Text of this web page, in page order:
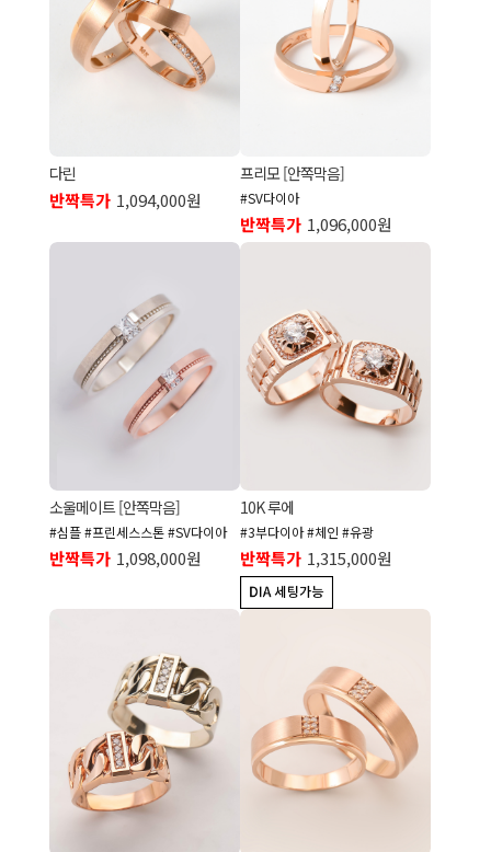
다린
반짝특가 1,094,000원
프리모 [안쪽막음]
#SV다이아
반짝특가 1,096,000원
소울메이트 [안쪽막음]
#심플 #프린세스스톤 #SV다이아
반짝특가 1,098,000원
10K 루에
#3부다이아 #체인 #유광
반짝특가 1,315,000원